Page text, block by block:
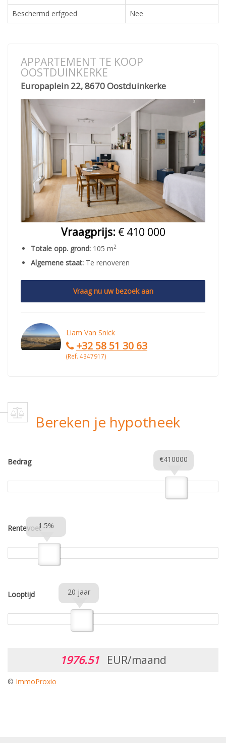
Beschermd erfgoed
Nee
APPARTEMENT TE KOOP
OOSTDUINKERKE
Europaplein 22, 8670 Oostduinkerke
Vraagprijs: € 410 000
Totale opp. grond: 105 m2
Algemene staat: Te renoveren
Vraag nu uw bezoek aan
Liam Van Snick
+32 58 51 30 63
(Ref. 4347917)
Bereken je hypotheek
Bedrag €410000
Rentevoet1.5%
Looptijd 20 jaar
1976.51 EUR/maand
© ImmoProxio